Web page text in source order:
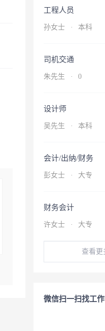
工程人员
孙女士 · 本科
司机交通
朱先生 · 0
设计师
吴先生 · 本科
会计/出纳/财务
彭女士 · 大专
财务会计
许女士 · 大专
查看更
微信扫一扫找工作